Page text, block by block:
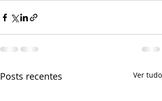
Posts recentes Ver tudo